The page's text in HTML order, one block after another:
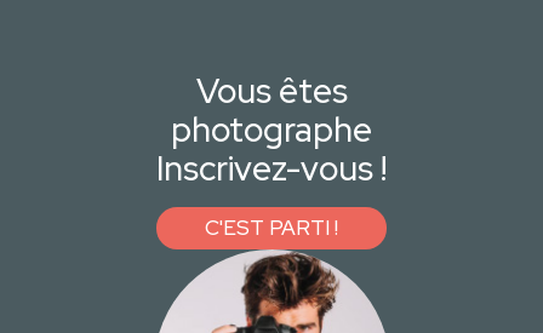
Vous êtes
photographe
Inscrivez-vous !
C'EST PARTI !